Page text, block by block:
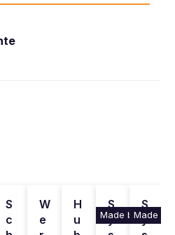
S
c
W
e
H
u
Made by KRIEG
S
y
Made by
S
y